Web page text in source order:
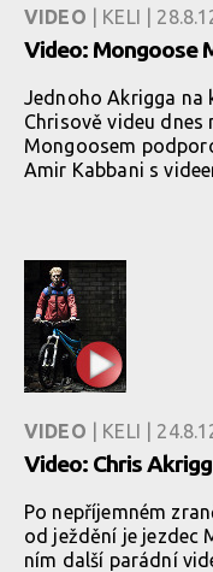
VIDEO | KELI |
Video: Mongoose
Jednoho Akrigga na
Chrisově videu
Mongoosem
Amir Kabbani s
VIDEO | KELI |
Video: Chris
Po nepříjemném
od ježdění je jezdec
ním další parádní